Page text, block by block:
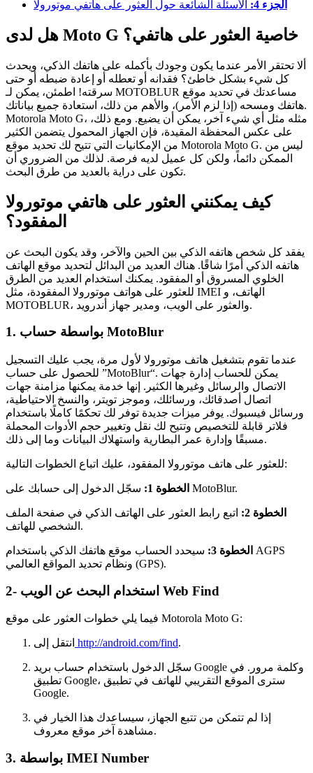
الجزء 4:
الأسئلة الشائعة حول العثور على هاتفي موتورولا
هل لدى Moto G خاصية العثور على هاتفي؟
ألا تحتقر الأمر عندما يكون وجودك بأكمله على هاتفك الذكي، ويحدث
كل شيء بشكل خاطئ؟ فقدانه أو تعطله أو إعادة ضبطه أو حتى
سرقته! اطمئن، يمكن لـ MOTOBLUR مساعدتك في تحديد موقع
هاتفك ومسحه (إذا لزم الأمر)، والأهم من ذلك، استعادة جميع بياناتك.
Motorola Moto G، مثله مثل أي شيء آخر، يمكن أن يضيع. ومع ذلك،
على عكس المحفظة المقيدة، فإن الجهاز المحمول يتضمن الكثير
من الإمكانيات التي تتيح لك تحديد موقع Motorola Moto G. ليس من
الممكن دائماً، ولكن كل عميل لديه فرصة. لذلك من الضروري أن
تكون على دراية بالعديد من طرق البحث.
كيف يمكنني العثور على هاتفي موتورولا
المفقود؟
يفقد كل شخص هاتفه الذكي بين الحين والآخر، وقد يكون البحث عن
هاتفه الذكي أمرًا شاقًا. هناك العديد من البدائل لتحديد موقع الهاتف
الخلوي المسروق أو المفقود. يمكنك استخدام العديد من الطرق
للعثور على هواتف موتورولا المفقودة، مثل IMEI الهاتف، و
MOTOBLUR، والعثور على الويب، ومدير جهاز أندرويد.
1. بواسطة حساب MotoBlur
عندما تقوم بتشغيل هاتف موتورولا لأول مرة، يجب عليك التسجيل
للحصول على حساب ”MotoBlur“. يمكن للحساب إدارة جهات
الاتصال والرسائل وغيرها الكثير. إنها خدمة يمكنها مزامنة جهات
اتصال أصدقائك، ورسائلك، وموجز تويتر، والنسخ الاحتياطية،
ورسائل فيسبوك. يوفر ميزات جديدة توفر لك تحكمًا كاملًا باستخدام
فلاتر قابلة للتخصيص وتتيح لك نقل وتغيير حجم الأدوات المحملة
مسبقًا وإدارة عمر البطارية واستهلاك البيانات وما إلى ذلك.
للعثور على هاتف موتورولا المفقود، عليك اتباع الخطوات التالية:
الخطوة 1: سجّل الدخول إلى حسابك على MotoBlur.
الخطوة 2:
اتبع رابط العثور على الهاتف الذكي في صفحة الملف
الشخصي للهاتف.
الخطوة 3:
سيحدد الحساب موقع هاتفك الذكي باستخدام AGPS
ونظام تحديد المواقع العالمي (GPS).
2- استخدام البحث عن الويب Web Find
فيما يلي خطوات العثور على موقع Motorola Moto G:
انتقل إلى http://android.com/find.
سجّل الدخول باستخدام حساب بريد Google وكلمة مرور. في
تطبيق Google، سترى الموقع التقريبي للهاتف في تطبيق
Google.
إذا لم تتمكن من تتبع الجهاز، سيساعدك هذا الخيار في
مشاهدة آخر موقع معروف.
3. بواسطة IMEI Number